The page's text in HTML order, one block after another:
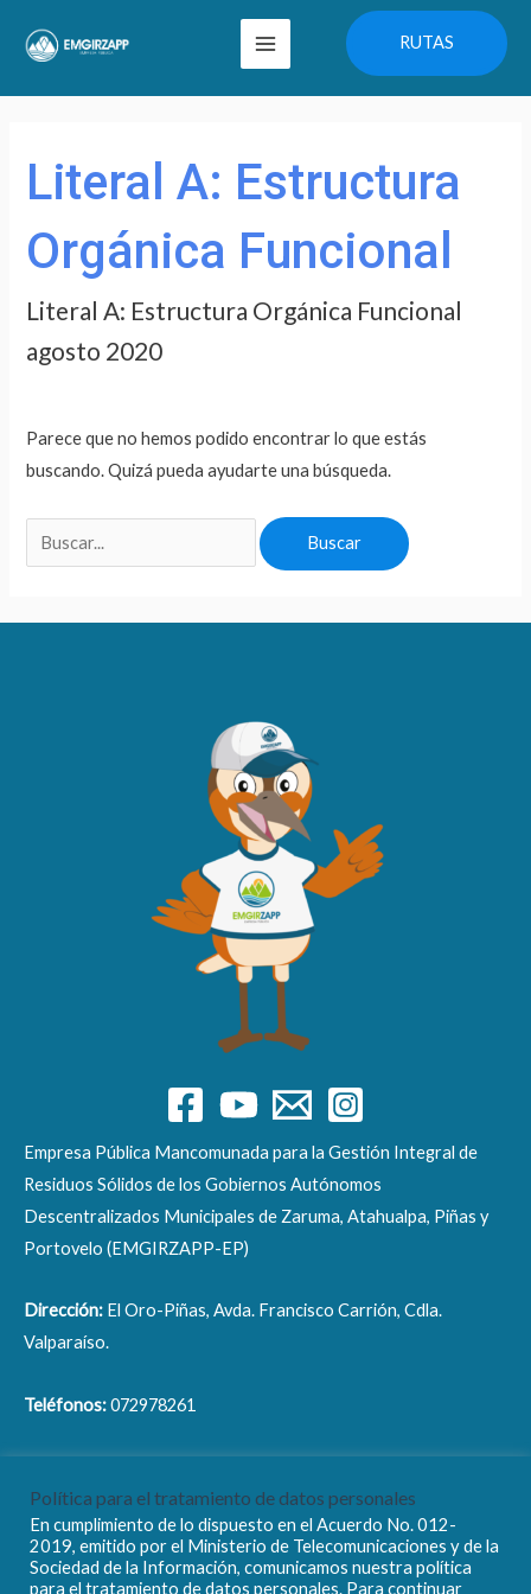
Main
Menu
RUTAS
Literal A: Estructura
Orgánica Funcional
Literal A: Estructura Orgánica Funcional
agosto 2020
Parece que no hemos podido encontrar lo que estás
buscando. Quizá pueda ayudarte una búsqueda.
Empresa Pública Mancomunada para la Gestión Integral de
Residuos Sólidos de los Gobiernos Autónomos
Descentralizados Municipales de Zaruma, Atahualpa, Piñas y
Portovelo (EMGIRZAPP-EP)
Dirección: El Oro-Piñas, Avda. Francisco Carrión, Cdla.
Valparaíso.
Teléfonos:072978261
Política para el tratamiento de datos personales
En cumplimiento de lo dispuesto en el Acuerdo No. 012-
2019, emitido por el Ministerio de Telecomunicaciones y de la
Sociedad de la Información, comunicamos nuestra política
para el tratamiento de datos personales. Para continuar